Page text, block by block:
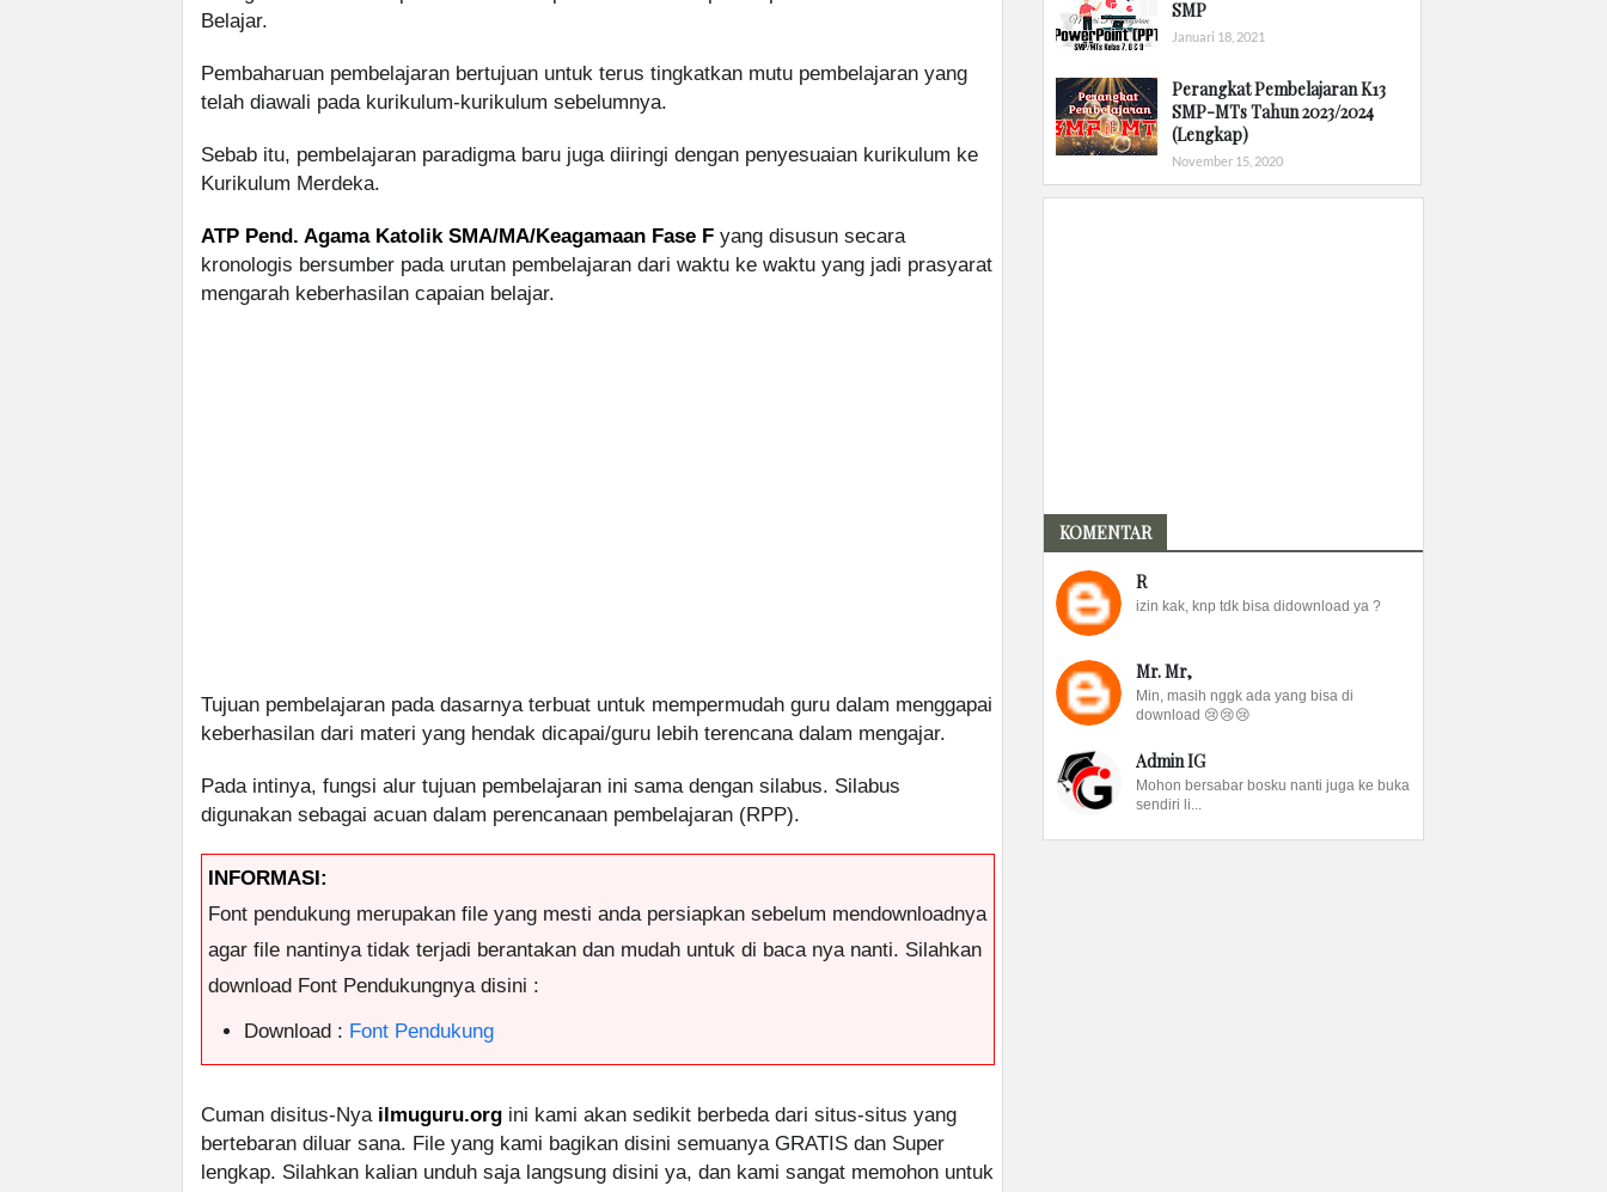
Belajar.
Pembaharuan pembelajaran bertujuan untuk terus tingkatkan mutu pembelajaran yang
telah diawali pada kurikulum-kurikulum sebelumnya.
Sebab itu, pembelajaran paradigma baru juga diiringi dengan penyesuaian kurikulum ke
Kurikulum Merdeka.
ATP Pend. Agama Katolik SMA/MA/Keagamaan Fase F yang disusun secara
kronologis bersumber pada urutan pembelajaran dari waktu ke waktu yang jadi prasyarat
mengarah keberhasilan capaian belajar.
Tujuan pembelajaran pada dasarnya terbuat untuk mempermudah guru dalam menggapai
keberhasilan dari materi yang hendak dicapai/guru lebih terencana dalam mengajar.
Pada intinya, fungsi alur tujuan pembelajaran ini sama dengan silabus. Silabus
digunakan sebagai acuan dalam perencanaan pembelajaran (RPP).
INFORMASI:
Font pendukung merupakan file yang mesti anda persiapkan sebelum mendownloadnya
agar file nantinya tidak terjadi berantakan dan mudah untuk di baca nya nanti. Silahkan
download Font Pendukungnya disini :
Download : Font Pendukung
Cuman disitus-Nya ilmuguru.org ini kami akan sedikit berbeda dari situs-situs yang
bertebaran diluar sana. File yang kami bagikan disini semuanya GRATIS dan Super
lengkap. Silahkan kalian unduh saja langsung disini ya, dan kami sangat memohon untuk
SMP
Januari 18, 2021
Perangkat Pembelajaran K13
SMP-MTs Tahun 2023/2024
(Lengkap)
November 15, 2020
KOMENTAR
R
izin kak, knp tdk bisa didownload ya ?
Mr. Mr,
Min, masih nggk ada yang bisa di
download 😢😢😢
Admin IG
Mohon bersabar bosku nanti juga ke buka
sendiri li...